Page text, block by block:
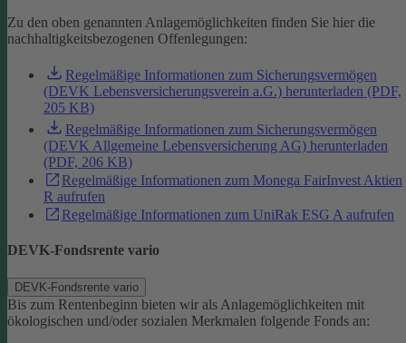
Zu den oben genannten Anlagemöglichkeiten finden Sie hier die
nachhaltigkeitsbezogenen Offenlegungen:
Regelmäßige Informationen zum Sicherungsvermögen
(DEVK Lebensversicherungsverein a.G.) herunterladen (PDF,
205 KB)
Regelmäßige Informationen zum Sicherungsvermögen
(DEVK Allgemeine Lebensversicherung AG) herunterladen
(PDF, 206 KB)
Regelmäßige Informationen zum Monega FairInvest Aktien
R aufrufen
Regelmäßige Informationen zum UniRak ESG A aufrufen
DEVK-Fondsrente vario
DEVK-Fondsrente vario
Bis zum Rentenbeginn bieten wir als Anlagemöglichkeiten mit
ökologischen und/oder sozialen Merkmalen folgende Fonds an: